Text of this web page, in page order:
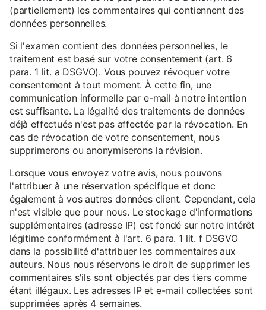
(partiellement) les commentaires qui contiennent des
données personnelles.
Si l'examen contient des données personnelles, le
traitement est basé sur votre consentement (art. 6
para. 1 lit. a DSGVO). Vous pouvez révoquer votre
consentement à tout moment. À cette fin, une
communication informelle par e-mail à notre intention
est suffisante. La légalité des traitements de données
déjà effectués n'est pas affectée par la révocation. En
cas de révocation de votre consentement, nous
supprimerons ou anonymiserons la révision.
Lorsque vous envoyez votre avis, nous pouvons
l'attribuer à une réservation spécifique et donc
également à vos autres données client. Cependant, cela
n'est visible que pour nous. Le stockage d'informations
supplémentaires (adresse IP) est fondé sur notre intérêt
légitime conformément à l'art. 6 para. 1 lit. f DSGVO
dans la possibilité d'attribuer les commentaires aux
auteurs. Nous nous réservons le droit de supprimer les
commentaires s'ils sont objectés par des tiers comme
étant illégaux. Les adresses IP et e-mail collectées sont
supprimées après 4 semaines.